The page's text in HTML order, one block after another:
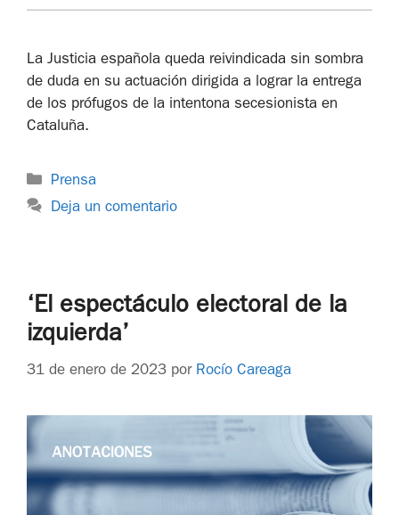
La Justicia española queda reivindicada sin sombra
de duda en su actuación dirigida a lograr la entrega
de los prófugos de la intentona secesionista en
Cataluña.
Prensa
Deja un comentario
‘El espectáculo electoral de la
izquierda’
31 de enero de 2023 por Rocío Careaga